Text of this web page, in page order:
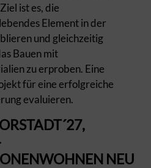
ist es, die
Element in der
und gleichzeitig
Bauen mit
zu erproben. Eine
für eine erfolgreiche
evaluieren.
NEU